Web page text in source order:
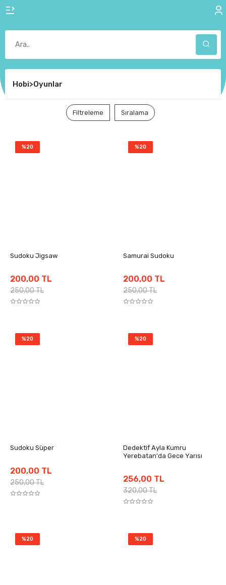
Hobi>Oyunlar
Filtreleme Sıralama
%20
Sudoku Jigsaw
200,00 TL
250,00 TL
%20
Samurai Sudoku
200,00 TL
250,00 TL
%20
Sudoku Süper
200,00 TL
250,00 TL
%20
Dedektif Ayla Kumru
Yerebatan'da Gece Yarısı
256,00 TL
320,00 TL
%20 %20